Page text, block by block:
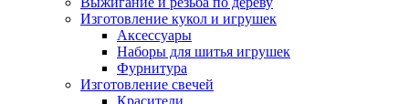
Изготовление кукол и игрушек
Аксессуары
Наборы для шитья игрушек
Фурнитура
Изготовление свечей
Красители